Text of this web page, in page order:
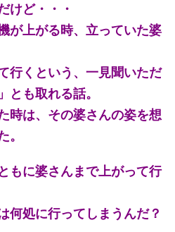
けど・・・
が上がる時、立っていた婆
行くという、一見聞いただ
とも取れる話。
時は、その婆さんの姿を想
。
もに婆さんまで上がって行
何処に行ってしまうんだ？